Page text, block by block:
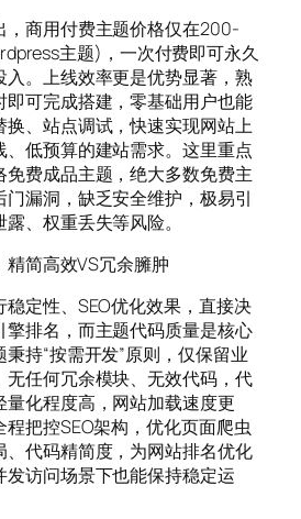
，商用付费主题价格仅在200-
主题)，一次付费即可永久
入。上线效率更是优势显著，熟
即可完成搭建，零基础用户也能
换、站点调试，快速实现网站上
低预算的建站需求。这里重点
费成品主题，绝大多数免费主
漏洞，缺乏安全维护，极易引
、权重丢失等风险。
精简高效VS冗余臃肿
定性、SEO优化效果，直接决
擎排名，而主题代码质量是核心
持“按需开发”原则，仅保留业
无任何冗余模块、无效代码，代
化程度高，网站加载速度更
把控SEO架构，优化页面爬虫
、代码精简度，为网站排名优化
访问场景下也能保持稳定运